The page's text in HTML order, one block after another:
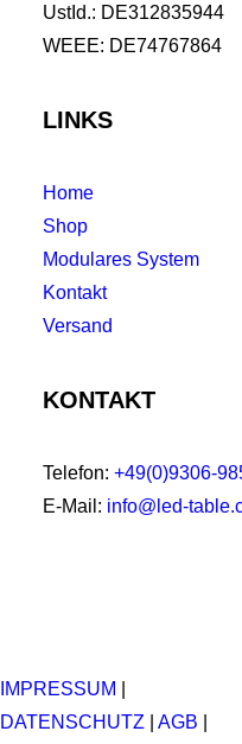
KONTAKT
UstId.: DE312835944
WEEE: DE74767864
LINKS
Home
Shop
Modulares System
Kontakt
Versand
KONTAKT
Telefon: +49(0)9306-
E-Mail: info@led-
IMPRESSUM
DATENSCHUTZ
AGB